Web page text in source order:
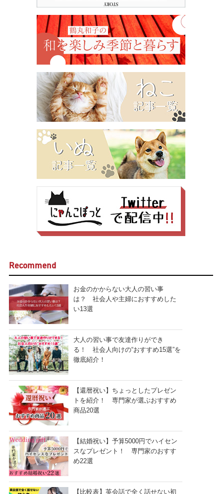
Recommend
お金のかからない大人の習い事
は？ 社会人や主婦におすすめした
い13選
大人の習い事で友達作りができ
る！ 社会人向けの“おすすめ15選”を
徹底紹介！
【還暦祝い】ちょっとしたプレゼン
トを紹介！ 専門家が選ぶおすすめ
商品20選
【結婚祝い】予算5000円でハイセン
スなプレゼント！ 専門家のおすす
め22選
【比較表】英会話で全く話せない初